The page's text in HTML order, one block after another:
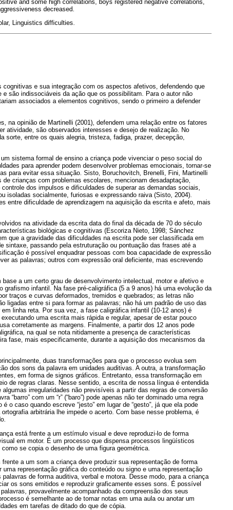
and some high correlations, boys registered negative correlations,
decreased.
Linguistics difficulties.
e sua integração com os aspectos afetivos, defendendo que
são indissociáveis da ação que os possibilitam. Para o autor não
associados a elementos cognitivos, sendo o primeiro a defender
na opinião de Martinelli (2001), defendem uma relação entre os fatores
atividade, são observados interesses e desejo de realização. No
sorte, entre os quais alegria, tristeza, fadiga, prazer, decepção,
sistema formal de ensino a criança pode vivenciar o peso social do
para aprender podem desenvolver problemas emocionais, tornar-se
para evitar essa situação. Sisto, Boruchovitch, Brenelli, Fini, Martinelli
crianças com problemas escolares, mencionam desadaptação,
dos impulsos e dificuldades de superar as demandas sociais,
isoladas socialmente, furiosas e expressando raiva (Sisto, 2004).
entre dificuldade de aprendizagem na aquisição da escrita e afeto, mais
na atividade da escrita data do final da década de 70 do século
biológicas e cognitivas (Escoriza Nieto, 1998; Sánchez
que a gravidade das dificuldades na escrita pode ser classificada em
sintaxe, passando pela estruturação ou pontuação das frases até a
é possível enquadrar pessoas com boa capacidade de expressão
as palavras; outros com expressão oral deficiente, mas escrevendo
a um certo grau de desenvolvimento intelectual, motor e afetivo e
grafismo infantil. Na fase pré-caligráfica (5 a 9 anos) há uma evolução da
traços e curvas deformados, tremidos e quebrados; as letras não
ligadas entre si para formar as palavras; não há um padrão de uso das
linha reta. Por sua vez, a fase caligráfica infantil (10-12 anos) é
uma escrita mais rápida e regular, apesar de estar pouco
corretamente as margens. Finalmente, a partir dos 12 anos pode
na qual se nota nitidamente a presença de características
fase, mais especificamente, durante a aquisição dos mecanismos da
duas transformações para que o processo evolua sem
dos sons da palavra em unidades auditivas. A outra, a transformação
em forma de signos gráficos. Entretanto, essa transformação em
de regras claras. Nesse sentido, a escrita de nossa língua é entendida
irregularidades não previsíveis a partir das regras de conversão
“barro” com um “r” (“baro”) pode apenas não ter dominado uma regra
o caso quando escreve “jesto” em lugar de “gesto”, já que ela pode
arbitrária lhe impede o acerto. Com base nesse problema, é
está frente a um estímulo visual e deve reproduzi-lo de forma
em motor. É um processo que dispensa processos lingüísticos
se copia o desenho de uma figura geométrica.
a um som a criança deve produzir sua representação de forma
representação gráfica do conteúdo ou signo e uma representação
de forma auditiva, verbal e motora. Desse modo, para a criança
os sons emitidos e reproduzir graficamente esses sons. É possível
provavelmente acompanhado da compreensão dos seus
é semelhante ao de tomar notas em uma aula ou anotar um
em tarefas de ditado do que de cópia.